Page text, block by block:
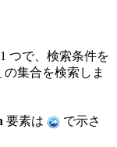
つで、検索条件を
の集合を検索しま
要素は
で示さ